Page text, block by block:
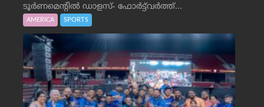
ടൂർണമെന്റിൽ ഡാളസ്- ഫോർട്ട്‌വര്‍ത്ത്...
AMERICA SPORTS